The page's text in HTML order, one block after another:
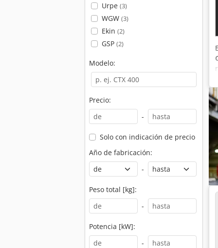
Urpe (3)
WGW (3)
Ekin (2)
GSP (2)
Modelo:
Precio:
-
Solo con indicación de precio
Año de fabricación:
-
Peso total [kg]:
-
Potencia [kW]:
-